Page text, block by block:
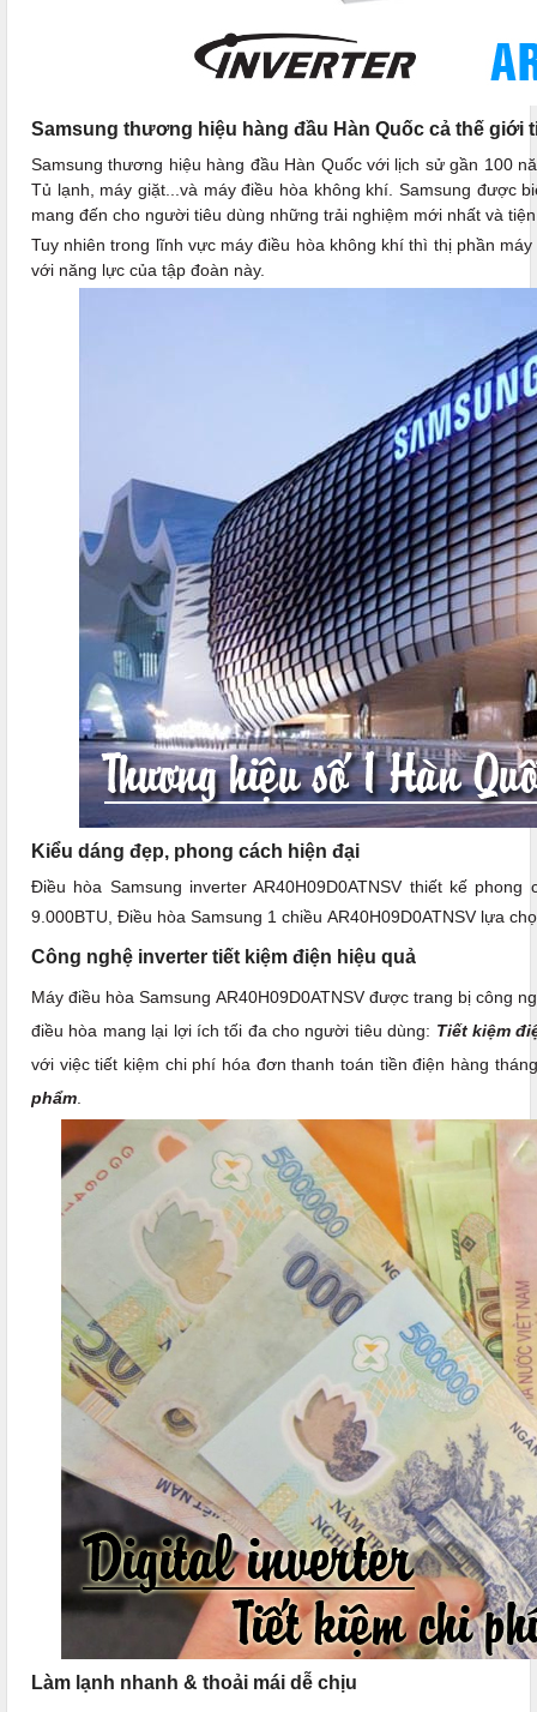
Samsung thương hiệu hàng đầu Hàn Quốc cả thế giới
Samsung thương hiệu hàng đầu Hàn Quốc với lịch sử gần 100
Tủ lạnh, máy giặt...và máy điều hòa không khí. Samsung được
mang đến cho người tiêu dùng những trải nghiệm mới nhất và
Tuy nhiên trong lĩnh vực máy điều hòa không khí thì thị phần
với năng lực của tập đoàn này.
Kiểu dáng đẹp, phong cách hiện đại
Điều hòa Samsung inverter AR40H09D0ATNSV thiết kế
9.000BTU, Điều hòa Samsung 1 chiều AR40H09D0ATNSV lựa
Công nghệ inverter tiết kiệm điện hiệu quả
Máy điều hòa Samsung AR40H09D0ATNSV được trang bị công
điều hòa mang lại lợi ích tối đa cho người tiêu dùng: Tiết kiệm
với việc tiết kiệm chi phí hóa đơn thanh toán tiền điện hàng
phẩm.
Làm lạnh nhanh & thoải mái dễ chịu